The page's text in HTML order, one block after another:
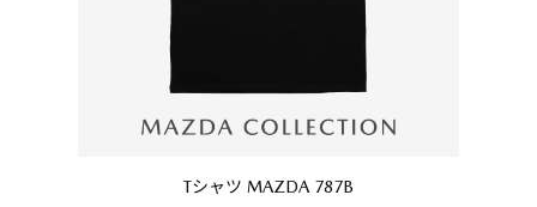
Tシャツ MAZDA 787B